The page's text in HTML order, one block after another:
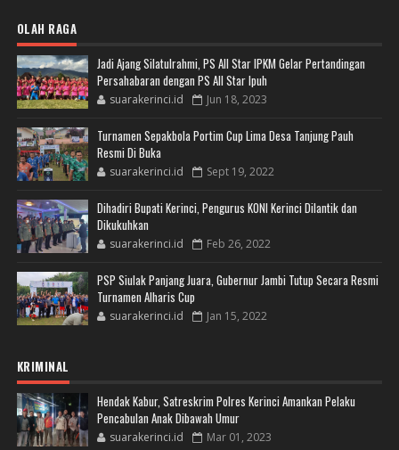
OLAH RAGA
Jadi Ajang Silatulrahmi, PS All Star IPKM Gelar Pertandingan
Persahabaran dengan PS All Star Ipuh
suarakerinci.id Jun 18, 2023
Turnamen Sepakbola Portim Cup Lima Desa Tanjung Pauh
Resmi Di Buka
suarakerinci.id Sept 19, 2022
Dihadiri Bupati Kerinci, Pengurus KONI Kerinci Dilantik dan
Dikukuhkan
suarakerinci.id Feb 26, 2022
PSP Siulak Panjang Juara, Gubernur Jambi Tutup Secara Resmi
Turnamen Alharis Cup
suarakerinci.id Jan 15, 2022
KRIMINAL
Hendak Kabur, Satreskrim Polres Kerinci Amankan Pelaku
Pencabulan Anak Dibawah Umur
suarakerinci.id Mar 01, 2023